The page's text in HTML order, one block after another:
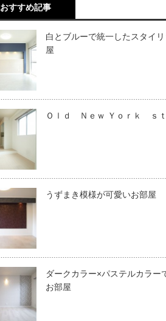
おすすめ記事
白とブルーで統一したスタイ
屋
Ｏｌｄ Ｎｅｗ Ｙｏｒｋ ｓｔ
うずまき模様が可愛いお部屋
ダークカラー×パステルカラー
お部屋